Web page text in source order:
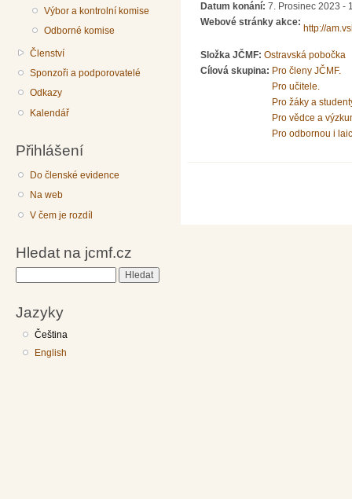
Výbor a kontrolní komise
Odborné komise
Členství
Sponzoři a podporovatelé
Odkazy
Kalendář
Přihlášení
Do členské evidence
Na web
V čem je rozdíl
Hledat na jcmf.cz
Jazyky
Čeština
English
Datum konání: 7. Prosinec 2023 -
Webové stránky akce:
http://
Složka JČMF: Ostravská pobočka
Cílová skupina: Pro členy JČMF.
Pro učitele.
Pro žáky a
Pro vědce a
Pro odbornou i